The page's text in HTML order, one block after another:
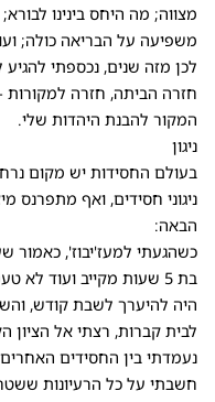
מצווה; מה היחס בינינו
משפיעה על הבריאה כולה;
לכן מזה שנים, נכספתי
חזרה הביתה, חזרה למקורות
המקור להבנת היהדות שלי.
ניגון
בעולם החסידות יש מקום
ניגוני חסידים, ואף מתפרנס
הבאה:
כשהגעתי למעז'יבוז', כאמור
בת 5 שעות מקייב ועוד
היה להיערך לשבת קודש,
לבית קברות, רצתי אל
נעמדתי בין החסידים
חשבתי על כל הרעיונות